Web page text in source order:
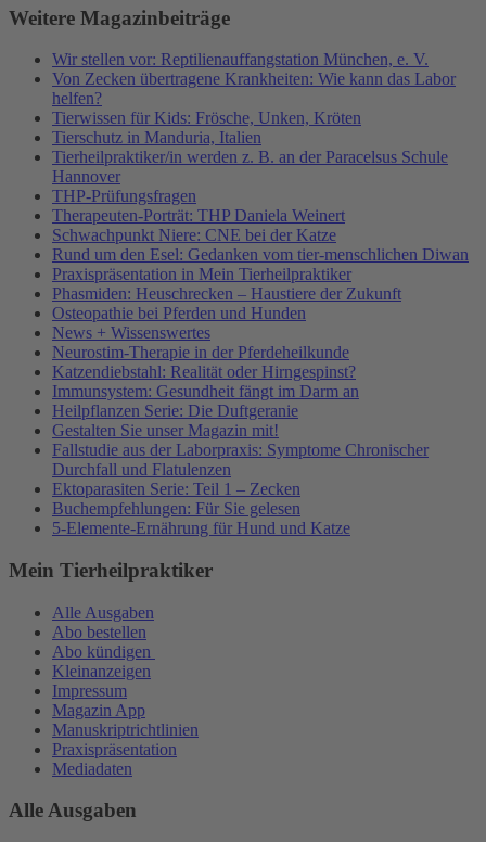
Weitere Magazinbeiträge
Wir stellen vor: Reptilienauffangstation München, e. V.
Von Zecken übertragene Krankheiten: Wie kann das Labor
helfen?
Tierwissen für Kids: Frösche, Unken, Kröten
Tierschutz in Manduria, Italien
Tierheilpraktiker/in werden z. B. an der Paracelsus Schule
Hannover
THP-Prüfungsfragen
Therapeuten-Porträt: THP Daniela Weinert
Schwachpunkt Niere: CNE bei der Katze
Rund um den Esel: Gedanken vom tier-menschlichen Diwan
Praxispräsentation in Mein Tierheilpraktiker
Phasmiden: Heuschrecken – Haustiere der Zukunft
Osteopathie bei Pferden und Hunden
News + Wissenswertes
Neurostim-Therapie in der Pferdeheilkunde
Katzendiebstahl: Realität oder Hirngespinst?
Immunsystem: Gesundheit fängt im Darm an
Heilpflanzen Serie: Die Duftgeranie
Gestalten Sie unser Magazin mit!
Fallstudie aus der Laborpraxis: Symptome Chronischer
Durchfall und Flatulenzen
Ektoparasiten Serie: Teil 1 – Zecken
Buchempfehlungen: Für Sie gelesen
5-Elemente-Ernährung für Hund und Katze
Mein Tierheilpraktiker
Alle Ausgaben
Abo bestellen
Abo kündigen
Kleinanzeigen
Impressum
Magazin App
Manuskriptrichtlinien
Praxispräsentation
Mediadaten
Alle Ausgaben